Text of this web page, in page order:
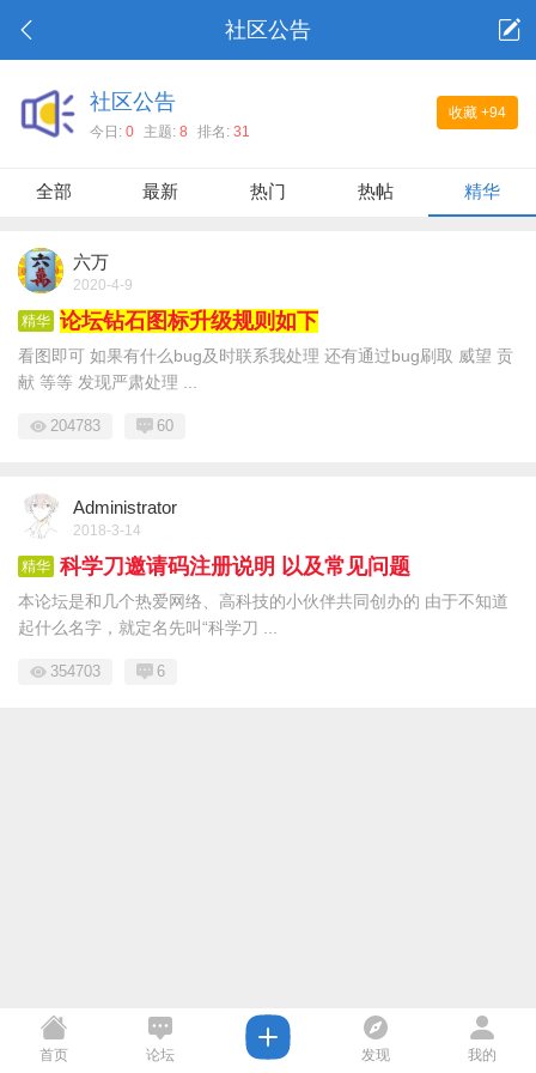
社区公告
收藏 +94
社区公告
今日: 0 主题: 8 排名: 31
全部 最新 热门 热帖 精华
六万
2020-4-9
精华 论坛钻石图标升级规则如下
看图即可 如果有什么bug及时联系我处理 还有通过bug刷取 威望 贡
献 等等 发现严肃处理 ...
204783 60
Administrator
2018-3-14
精华 科学刀邀请码注册说明 以及常见问题
本论坛是和几个热爱网络、高科技的小伙伴共同创办的 由于不知道
起什么名字，就定名先叫“科学刀 ...
354703 6
首页 论坛 发现 我的